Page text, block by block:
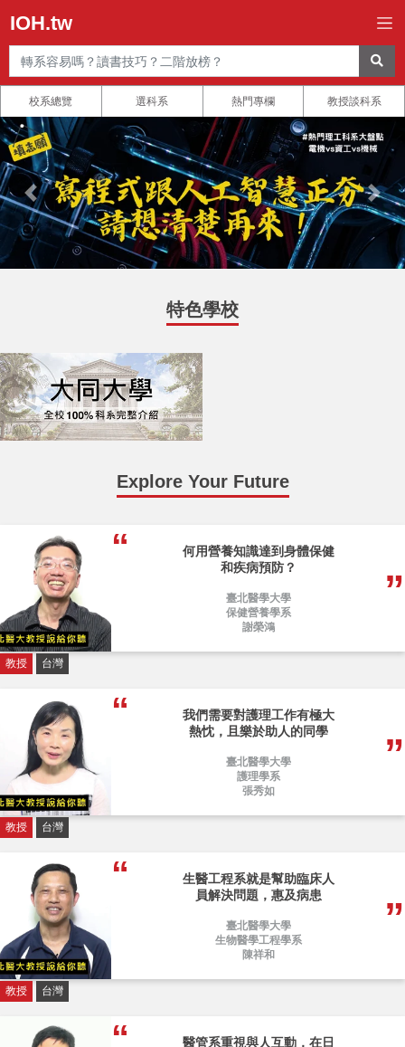
IOH.tw
校系總覽 選科系 熱門專欄 教授談科系
特色學校
Explore Your Future
何用營養知識達到身體保健
和疾病預防？
臺北醫學大學
保健營養學系
謝榮鴻
教授 台灣
我們需要對護理工作有極大
熱忱，且樂於助人的同學
臺北醫學大學
護理學系
張秀如
教授 台灣
生醫工程系就是幫助臨床人
員解決問題，惠及病患
臺北醫學大學
生物醫學工程學系
陳祥和
教授 台灣
醫管系重視與人互動，在日